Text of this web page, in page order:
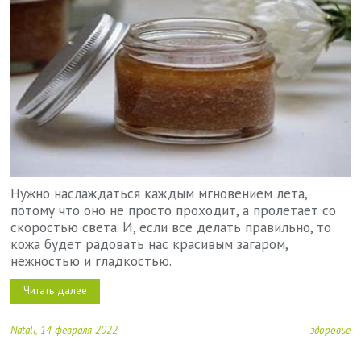
Нужно наслаждаться каждым мгновением лета,
потому что оно не просто проходит, а пролетает со
скоростью света. И, если все делать правильно, то
кожа будет радовать нас красивым загаром,
нежностью и гладкостью.
Читать далее
Natali 14 февраля 2022 здоровье